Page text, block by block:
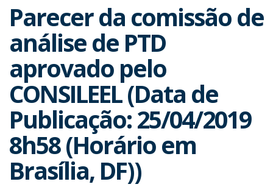
Parecer da comissão de
análise de PTD
aprovado pelo
CONSILEEL (Data de
Publicação: 25/04/2019
8h58 (Horário em
Brasília, DF))